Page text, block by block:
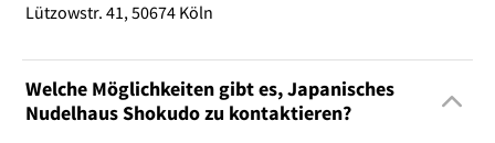
Lützowstr. 41, 50674 Köln
Welche Möglichkeiten gibt es, Japanisches
Nudelhaus Shokudo zu kontaktieren?